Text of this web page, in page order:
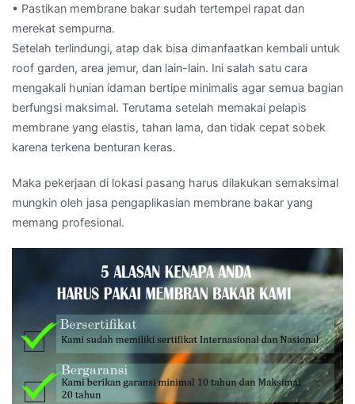
• Pastikan membrane bakar sudah tertempel rapat dan
merekat sempurna.
Setelah terlindungi, atap dak bisa dimanfaatkan kembali untuk
roof garden, area jemur, dan lain-lain. Ini salah satu cara
mengakali hunian idaman bertipe minimalis agar semua bagian
berfungsi maksimal. Terutama setelah memakai pelapis
membrane yang elastis, tahan lama, dan tidak cepat sobek
karena terkena benturan keras.
Maka pekerjaan di lokasi pasang harus dilakukan semaksimal
mungkin oleh jasa pengaplikasian membrane bakar yang
memang profesional.